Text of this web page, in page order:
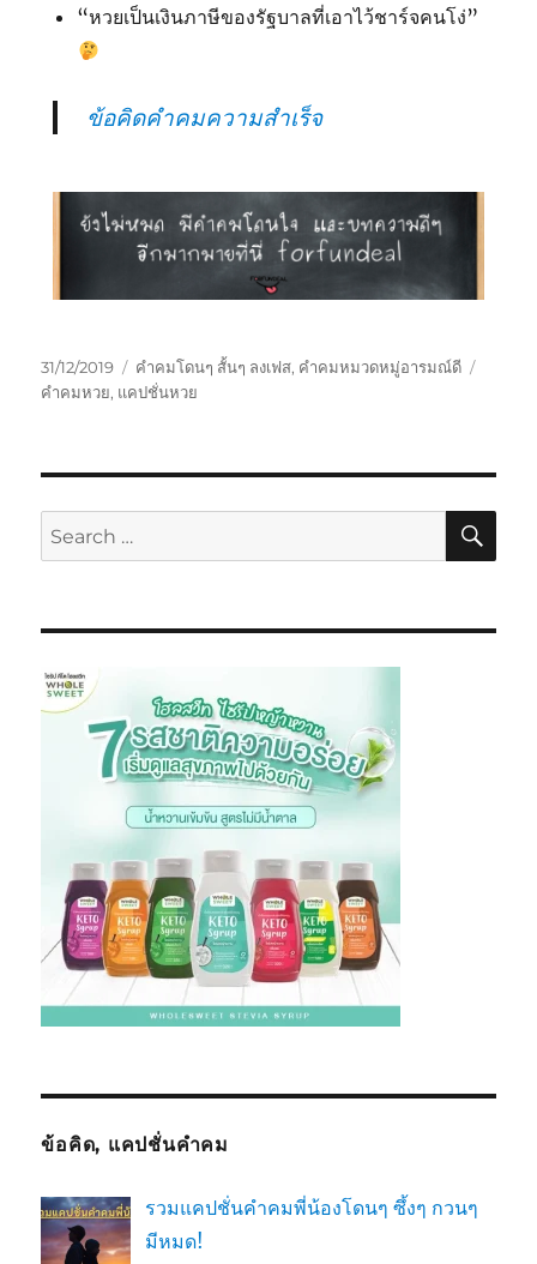
“หวยเป็นเงินภาษีของรัฐบาลที่เอาไว้ชาร์จคนโง่”
ข้อคิดคำคมความสำเร็จ
31/12/2019 คำคมโดนๆ สั้นๆ ลงเฟส, คำคมหมวดหมู่อารมณ์ดี
คำคมหวย, แคปชั่นหวย
ข้อคิด, แคปชั่นคำคม
รวมแคปชั่นคำคมพี่น้องโดนๆ ซึ้งๆ กวนๆ
มีหมด!